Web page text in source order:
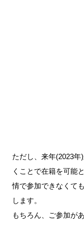
ただし、来年(2023
くことで在籍を可能
情で参加できなくて
します。
もちろん、ご参加が